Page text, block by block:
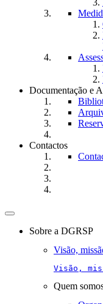
Documentação e
Contactos
Toggle
navigationSobre a DGRSP
Visão,
Visão,
Quem